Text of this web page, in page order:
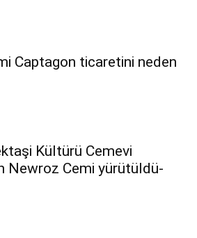
Captagon ticaretini neden
Kültürü Cemevi
Newroz Cemi yürütüldü-